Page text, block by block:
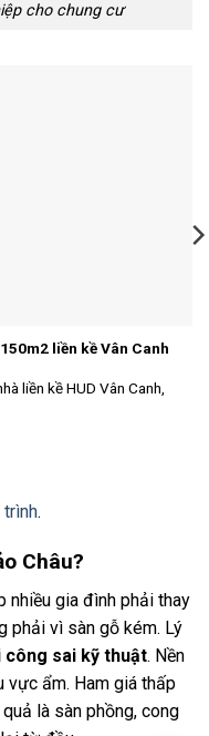
cho chung cư
liền kề Vân Canh
liền kề HUD Vân Canh,
trình.
Châu?
nhiều gia đình phải thay
phải vì sàn gỗ kém. Lý
công sai kỹ thuật. Nền
vực ẩm. Ham giá thấp
là sàn phồng, cong